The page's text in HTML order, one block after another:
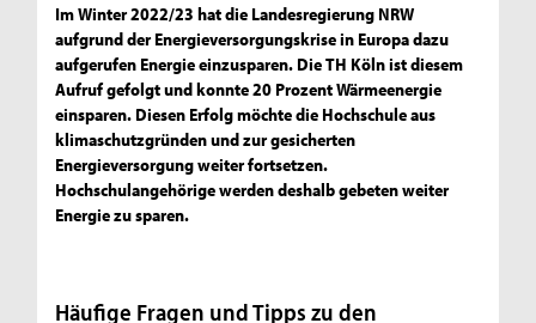
Im Winter 2022/23 hat die Landesregierung NRW
aufgrund der Energieversorgungskrise in Europa dazu
aufgerufen Energie einzusparen. Die TH Köln ist diesem
Aufruf gefolgt und konnte 20 Prozent Wärmeenergie
einsparen. Diesen Erfolg möchte die Hochschule aus
klimaschutzgründen und zur gesicherten
Energieversorgung weiter fortsetzen.
Hochschulangehörige werden deshalb gebeten weiter
Energie zu sparen.
Häufige Fragen und Tipps zu den